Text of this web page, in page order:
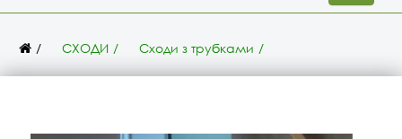
СХОДИ Сходи з трубками